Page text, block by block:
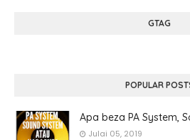
GTAG
POPULAR
Apa beza PA System,
Julai 05, 2019